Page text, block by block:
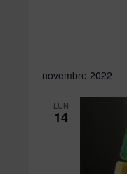
novembre 2022
LUN
14